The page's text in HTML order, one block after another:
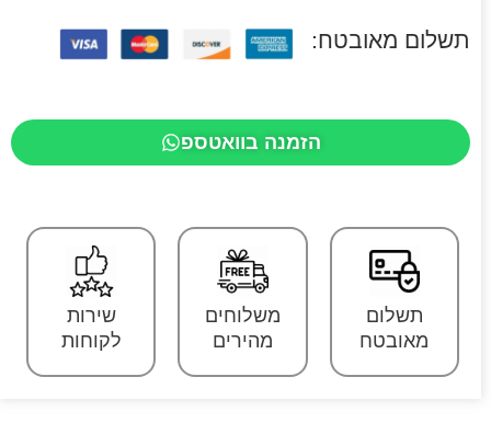
תשלום מאובטח:
הזמנה בוואטספ
תשלום
מאובטח
משלוחים
מהירים
שירות
לקוחות